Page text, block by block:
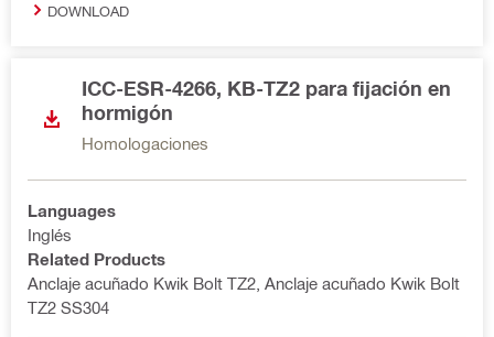
DOWNLOAD
ICC-ESR-4266, KB-TZ2 para fijación en
hormigón
Homologaciones
Languages
Inglés
Related Products
Anclaje acuñado Kwik Bolt TZ2, Anclaje acuñado Kwik Bolt
TZ2 SS304